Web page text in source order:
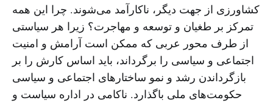
کشاورزی از جهت دیگر، ناکارآمد می‌شوند. چرا این همه
تمرکز بر طغیان و توسعه و مهاجرت؟ زیرا هر سیاستی
از طرف محور عربی که ممکن است آرامش و امنیت
اجتماعی و سیاسی را برگرداند، باید اساس کارش را بر
بازگرداندن رشد و نمو ساختارهای اجتماعی و سیاسی
حکومت‌های ملی باگذارد. ناکامی در اداره سیاست و